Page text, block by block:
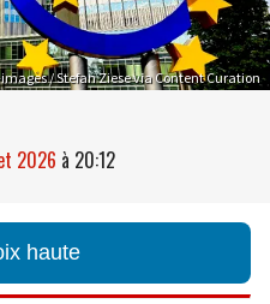
/ Stefan Ziese via Content Curation
2026 à 20:12
haute